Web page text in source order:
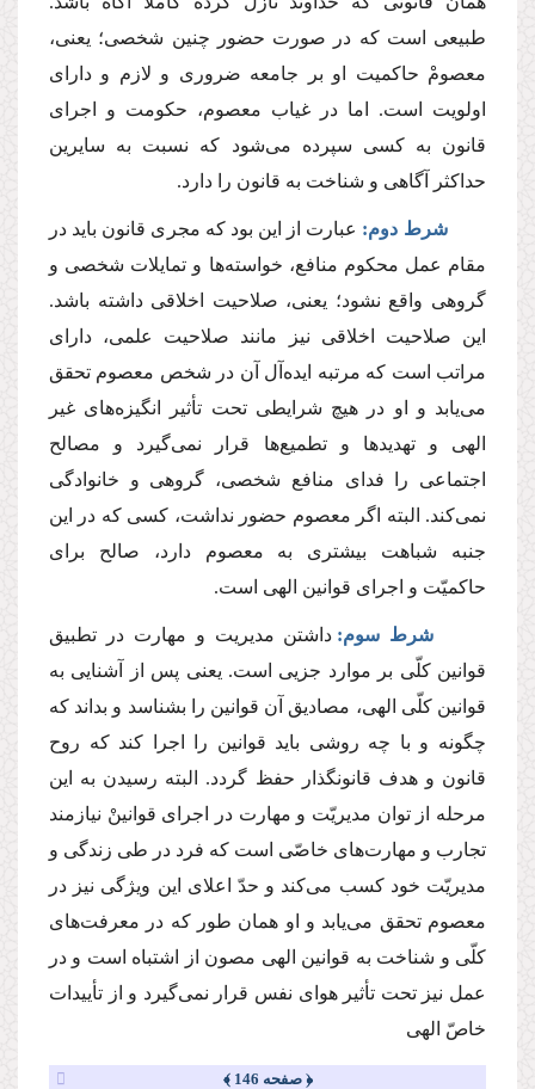
طبیعى است كه در صورت حضور چنین شخصى؛ یعنى،
معصومْ حاكمیت او بر جامعه ضرورى و لازم و داراى
اولویت است. اما در غیاب معصوم، حكومت و اجراى
قانون به كسى سپرده مى‌شود كه نسبت به سایرین
حداكثر آگاهى و شناخت به قانون را دارد.
شرط دوم: عبارت از این بود كه مجرى قانون باید در
مقام عمل محكوم منافع، خواسته‌ها و تمایلات شخصى و
گروهى واقع نشود؛ یعنى، صلاحیت اخلاقى داشته باشد.
این صلاحیت اخلاقى نیز مانند صلاحیت علمى، داراى
مراتب است كه مرتبه ایده‌آل آن در شخص معصوم تحقق
مى‌یابد و او در هیچ شرایطى تحت تأثیر انگیزه‌هاى غیر
الهى و تهدیدها و تطمیع‌ها قرار نمى‌گیرد و مصالح
اجتماعى را فداى منافع شخصى، گروهى و خانوادگى
نمى‌كند. البته اگر معصوم حضور نداشت، كسى كه در این
جنبه شباهت بیشترى به معصوم دارد، صالح براى
حاكمیّت و اجراى قوانین الهى است.
شرط سوم: داشتن مدیریت و مهارت در تطبیق
قوانین كلّى بر موارد جزیى است. یعنى پس از آشنایى به
قوانین كلّى الهى، مصادیق آن قوانین را بشناسد و بداند كه
چگونه و با چه روشى باید قوانین را اجرا كند كه روح
قانون و هدف قانونگذار حفظ گردد. البته رسیدن به این
مرحله از توان مدیریّت و مهارت در اجراى قوانینْ نیازمند
تجارب و مهارت‌هاى خاصّى است كه فرد در طى زندگى و
مدیریّت خود كسب مى‌كند و حدّ اعلاى این ویژگى نیز در
معصوم تحقق مى‌یابد و او همان طور كه در معرفت‌هاى
كلّى و شناخت به قوانین الهى مصون از اشتباه است و در
عمل نیز تحت تأثیر هواى نفس قرار نمى‌گیرد و از تأییدات
خاصّ الهى
﴿ صفحه 146 ﴾